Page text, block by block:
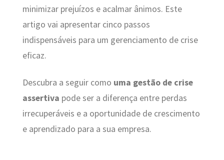
minimizar prejuízos e acalmar ânimos. Este
artigo vai apresentar cinco passos
indispensáveis para um gerenciamento de crise
eficaz.
Descubra a seguir como uma gestão de crise
assertiva pode ser a diferença entre perdas
irrecuperáveis e a oportunidade de crescimento
e aprendizado para a sua empresa.